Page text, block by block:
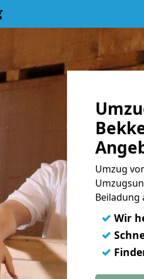
Umzug
Beiladung
✓ Wir
✓
✓